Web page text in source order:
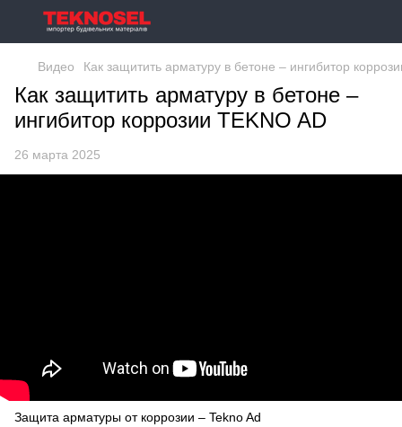
Видео Как защитить арматуру в бетоне – ингибитор
Как защитить арматуру в бетоне –
ингибитор коррозии TEKNO AD
26 марта 2025
Защита арматуры от коррозии – Tekno Ad